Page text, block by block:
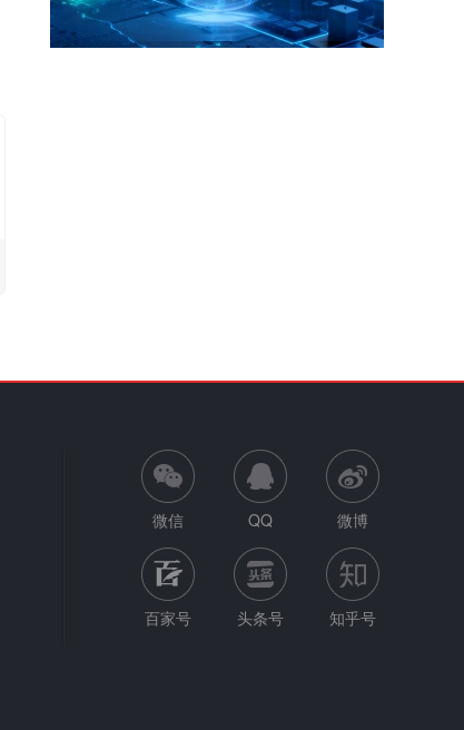
微信 QQ 微博
百家号 头条号 知乎号